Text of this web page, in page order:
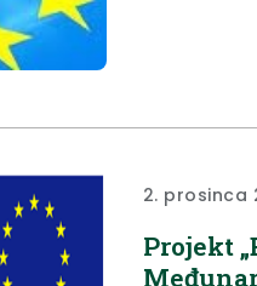
2. prosinca
Projekt